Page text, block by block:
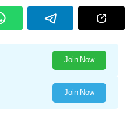
Join Now
Join Now